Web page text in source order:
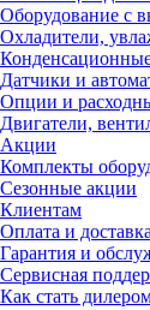
Оборудование с
Охладители,
Датчики и
Опции и
Двигатели,
Акции
Комплекты
Сезонные акции
Клиентам
Оплата и доставка
Гарантия и
Сервисная
Как стать